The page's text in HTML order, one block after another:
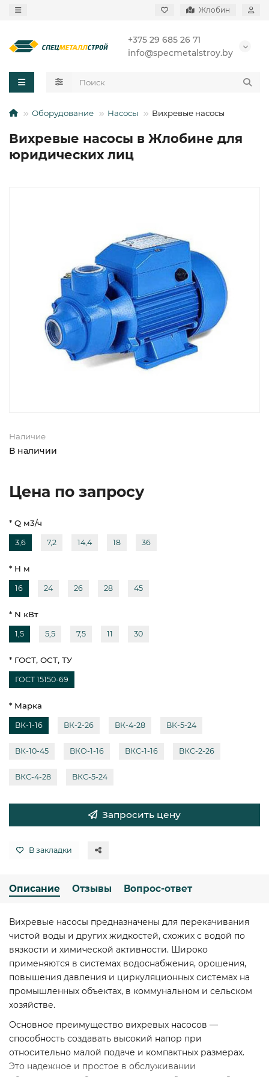
Жлобин
+375 29 685 26 71
info@specmetalstroy.by
Оборудование Насосы Вихревые насосы
Вихревые насосы в Жлобине для
юридических лиц
Наличие
В наличии
Цена по запросу
* Q м3/ч
3,6 7,2 14,4 18 36
* H м
16 24 26 28 45
* N кВт
1,5 5,5 7,5 11 30
* ГОСТ, ОСТ, ТУ
ГОСТ 15150-69
* Марка
ВК-1-16 ВК-2-26 ВК-4-28 ВК-5-24
ВК-10-45 ВКО-1-16 ВКС-1-16 ВКС-2-26
ВКС-4-28 ВКС-5-24
Запросить цену
В закладки
Описание Отзывы Вопрос-ответ
Вихревые насосы предназначены для перекачивания
чистой воды и других жидкостей, схожих с водой по
вязкости и химической активности. Широко
применяются в системах водоснабжения, орошения,
повышения давления и циркуляционных системах на
промышленных объектах, в коммунальном и сельском
хозяйстве.
Основное преимущество вихревых насосов —
способность создавать высокий напор при
относительно малой подаче и компактных размерах.
Это надежное и простое в обслуживании